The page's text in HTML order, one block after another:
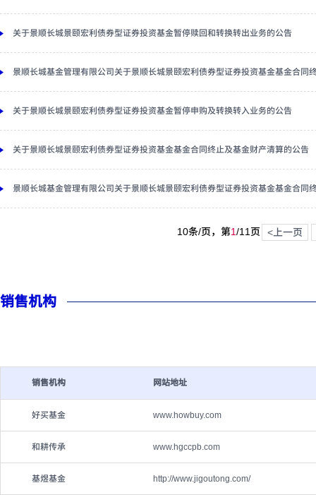
关于景顺长城景颐宏利债券型证券投资基金暂停赎回和转换转出业务的公告
景顺长城基金管理有限公司关于景顺长城景颐宏利债券型证券投资基金基金合同
关于景顺长城景颐宏利债券型证券投资基金暂停申购及转换转入业务的公告
关于景顺长城景颐宏利债券型证券投资基金基金合同终止及基金财产清算的公告
景顺长城基金管理有限公司关于景顺长城景颐宏利债券型证券投资基金基金合同
10条/页，第1/11页 <上一页
销售机构
销售机构 网站地址
好买基金 www.howbuy.com
和耕传承 www.hgccpb.com
基煜基金 http://www.jigoutong.com/